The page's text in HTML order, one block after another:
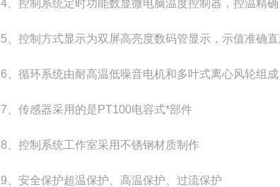
4 、控制系统定时功能数显微电脑温度控制器，控温精
5 、控制方式显示为双屏高亮度数码管显示，示值准确
6 、循环系统由耐高温低噪音电机和多叶式离心风轮组成
7 、传感器采用的是 PT100电容式*部件
8 、控制系统工作室采用不锈钢材质制作
9 、安全保护超温保护、高温保护、过流保护